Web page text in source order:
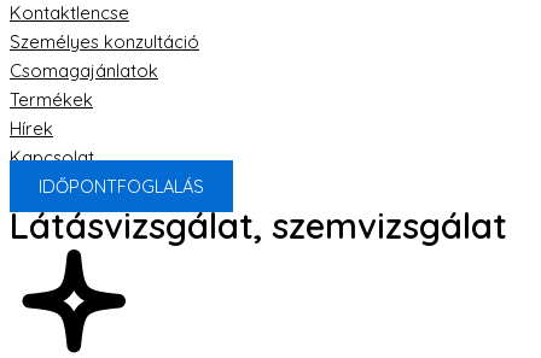
Kontaktlencse
Személyes konzultáció
Csomagajánlatok
Termékek
Hírek
Kapcsolat
IDŐPONTFOGLALÁS
Látásvizsgálat, szemvizsgálat